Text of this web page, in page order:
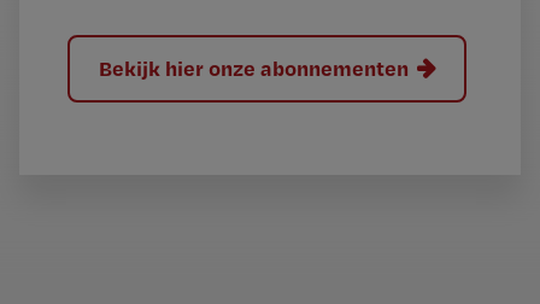
Bekijk hier onze abonnementen